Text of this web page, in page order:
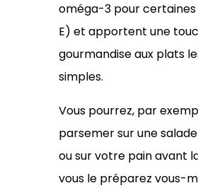
oméga-3 pour
E) et apportent une
gourmandise aux plats
simples.
Vous pourrez, par
parsemer sur une
ou sur votre pain avant
vous le préparez vous-